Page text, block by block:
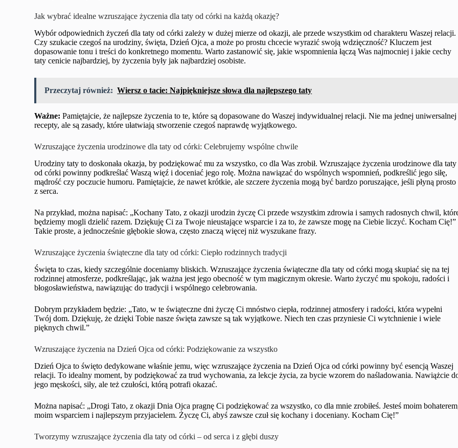
Jak wybrać idealne wzruszające życzenia dla taty od córki na każdą okazję?
Wybór odpowiednich życzeń dla taty od córki zależy w dużej mierze od okazji, ale przede wszystkim od charakteru Waszej relacji.
Czy szukacie czegoś na urodziny, święta, Dzień Ojca, a może po prostu chcecie wyrazić swoją wdzięczność? Kluczem jest
dopasowanie tonu i treści do konkretnego momentu. Warto zastanowić się, jakie wspomnienia łączą Was najmocniej i jakie cechy
taty cenicie najbardziej, by życzenia były jak najbardziej osobiste.
Przeczytaj również: Wiersz o tacie: Najpiękniejsze słowa dla najlepszego taty
Ważne: Pamiętajcie, że najlepsze życzenia to te, które są dopasowane do Waszej indywidualnej relacji. Nie ma jednej uniwersalnej
recepty, ale są zasady, które ułatwiają stworzenie czegoś naprawdę wyjątkowego.
Wzruszające życzenia urodzinowe dla taty od córki: Celebrujemy wspólne chwile
Urodziny taty to doskonała okazja, by podziękować mu za wszystko, co dla Was zrobił. Wzruszające życzenia urodzinowe dla taty
od córki powinny podkreślać Waszą więź i doceniać jego rolę. Można nawiązać do wspólnych wspomnień, podkreślić jego siłę,
mądrość czy poczucie humoru. Pamiętajcie, że nawet krótkie, ale szczere życzenia mogą być bardzo poruszające, jeśli płyną prosto
z serca.
Na przykład, można napisać: „Kochany Tato, z okazji urodzin życzę Ci przede wszystkim zdrowia i samych radosnych chwil,
będziemy mogli dzielić razem. Dziękuję Ci za Twoje nieustające wsparcie i za to, że zawsze mogę na Ciebie liczyć. Kocham Cię!”
Takie proste, a jednocześnie głębokie słowa, często znaczą więcej niż wyszukane frazy.
Wzruszające życzenia świąteczne dla taty od córki: Ciepło rodzinnych tradycji
Święta to czas, kiedy szczególnie doceniamy bliskich. Wzruszające życzenia świąteczne dla taty od córki mogą skupiać się na tej
rodzinnej atmosferze, podkreślając, jak ważna jest jego obecność w tym magicznym okresie. Warto życzyć mu spokoju, radości i
błogosławieństwa, nawiązując do tradycji i wspólnego celebrowania.
Dobrym przykładem będzie: „Tato, w te świąteczne dni życzę Ci mnóstwo ciepła, rodzinnej atmosfery i radości, która wypełni
Twój dom. Dziękuję, że dzięki Tobie nasze święta zawsze są tak wyjątkowe. Niech ten czas przyniesie Ci wytchnienie i wiele
pięknych chwil.”
Wzruszające życzenia na Dzień Ojca od córki: Podziękowanie za wszystko
Dzień Ojca to święto dedykowane właśnie jemu, więc wzruszające życzenia na Dzień Ojca od córki powinny być esencją Waszej
relacji. To idealny moment, by podziękować za trud wychowania, za lekcje życia, za bycie wzorem do naśladowania. Nawiążcie
jego męskości, siły, ale też czułości, którą potrafi okazać.
Można napisać: „Drogi Tato, z okazji Dnia Ojca pragnę Ci podziękować za wszystko, co dla mnie zrobiłeś. Jesteś moim
moim wsparciem i najlepszym przyjacielem. Życzę Ci, abyś zawsze czuł się kochany i doceniany. Kocham Cię!”
Tworzymy wzruszające życzenia dla taty od córki – od serca i z głębi duszy